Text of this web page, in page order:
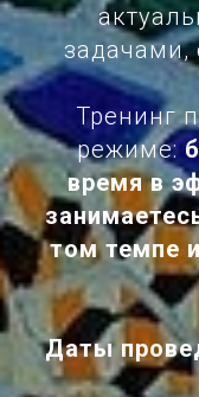
задачами,
Тренинг
режиме:
время в
том темпе
Даты